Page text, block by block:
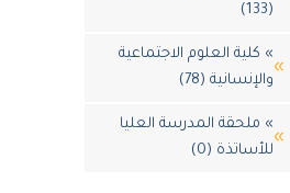
(133)
» كلية العلوم الاجتماعية
والإنسانية (78)
» ملحقة المدرسة العليا
للأساتذة (0)